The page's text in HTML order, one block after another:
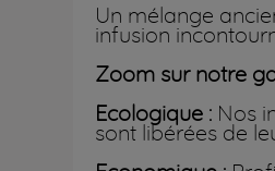
Un mélange
infusion
Zoom sur notre
Ecologique : Nos
sont libérées de